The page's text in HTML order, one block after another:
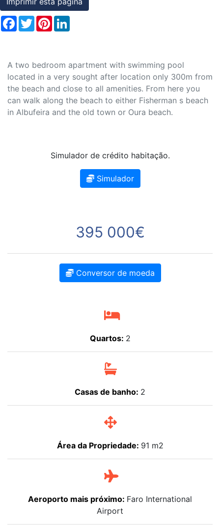
Facebook
TwitterPinterest
A two bedroom apartment with swimming pool
located in a very sought after location only 300m from
the beach and close to all amenities. From here you
can walk along the beach to either Fisherman s beach
in Albufeira and the old town or Oura beach.
Simulador de crédito habitação.
Simulador
395 000€
Conversor de moeda
Quartos: 2
Casas de banho: 2
Área da Propriedade: 91 m2
Aeroporto mais próximo: Faro International
Airport